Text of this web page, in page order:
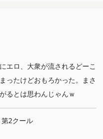
エロ、大衆が流されるどーこ
ったけどおもろかった。まさ
るとは思わんじゃんｗ
2クール